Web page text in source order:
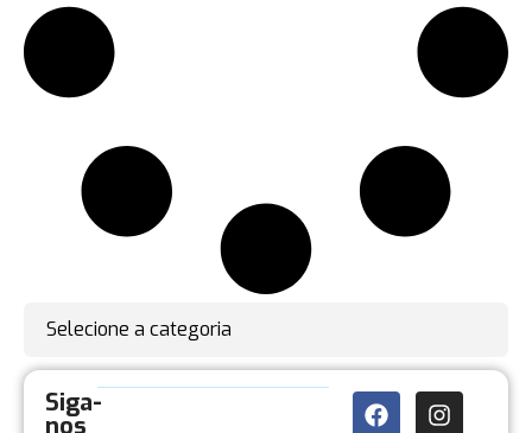
Selecione a categoria
Siga-
nos